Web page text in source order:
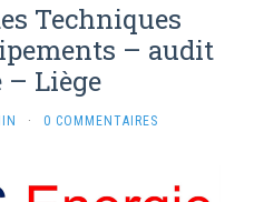
Techniques
– audit
– Liège
· 0 COMMENTAIRES